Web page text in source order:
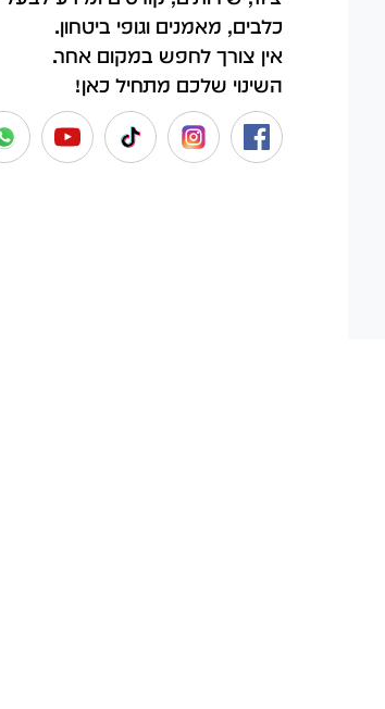
כלבים, מאמנים וגופי ביטחון.
אין צורך לחפש במקום אחר.
השינוי שלכם מתחיל כאן!